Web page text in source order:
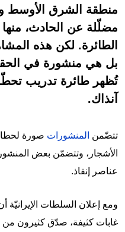
منطقة الشرق الأوسط
مضلّلة عن الحادث،
الطائرة. لكن هذه
بل هي منشورة في
تُظهر طائرة تدريب
آنذاك.
تتضّمن المنشورات صورة
الأشجار، وتتضمّن بعض
عناصر إنقاذ.
ومع إعلان السلطات
غابات كثيفة، صدّق كثيرون من